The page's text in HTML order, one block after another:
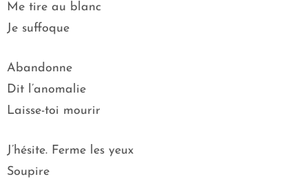
Me tire au blanc
Je suffoque
Abandonne
Dit l’anomalie
Laisse-toi mourir
J’hésite. Ferme les yeux
Soupire